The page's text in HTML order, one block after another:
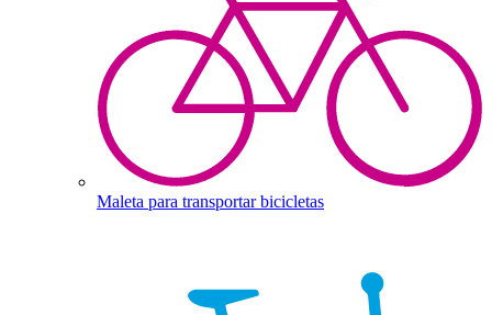
Maleta para transportar bicicletas